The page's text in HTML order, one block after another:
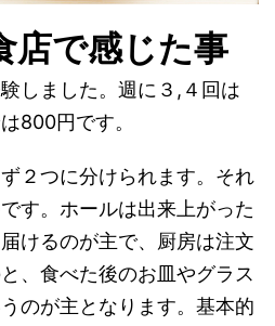
店で感じた事
しました。週に３,４回は
800円です。
２つに分けられます。それ
す。 ホールは出来上がった
けるのが主で、厨房は注文
、食べた後のお皿やグラス
のが主となります。基本的